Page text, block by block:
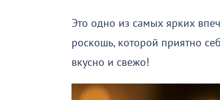
Это одно из самых ярких
роскошь, которой приятно
вкусно и свежо!